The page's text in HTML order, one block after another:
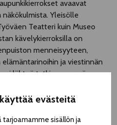
evästeitä
sisällön ja
avaavat
Yleisölle
Teatteri kuin Museo
kävelykierroksilla on
menneisyyteen,
ja viestinnän
lähteä tutkimaan myös
tunnelmasta voi nauttia
Pirkanmaan